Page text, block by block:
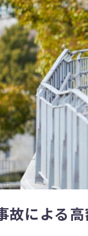
故による